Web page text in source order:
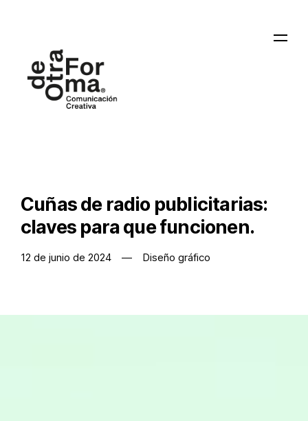
Cuñas de radio publicitarias:
claves para que funcionen.
12 de junio de 2024 Diseño gráfico